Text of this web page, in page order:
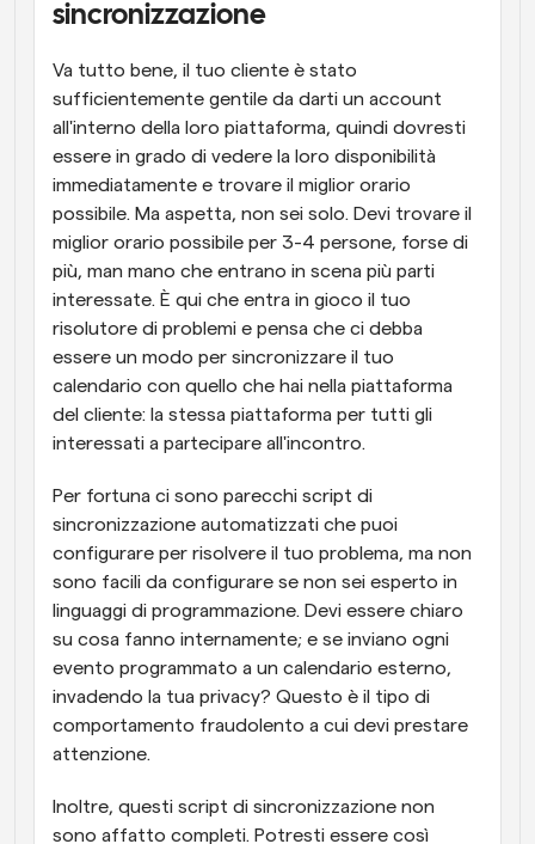
sincronizzazione
Va tutto bene, il tuo cliente è stato
sufficientemente gentile da darti un account
all'interno della loro piattaforma, quindi dovresti
essere in grado di vedere la loro disponibilità
immediatamente e trovare il miglior orario
possibile. Ma aspetta, non sei solo. Devi trovare il
miglior orario possibile per 3-4 persone, forse di
più, man mano che entrano in scena più parti
interessate. È qui che entra in gioco il tuo
risolutore di problemi e pensa che ci debba
essere un modo per sincronizzare il tuo
calendario con quello che hai nella piattaforma
del cliente: la stessa piattaforma per tutti gli
interessati a partecipare all'incontro.
Per fortuna ci sono parecchi script di
sincronizzazione automatizzati che puoi
configurare per risolvere il tuo problema, ma non
sono facili da configurare se non sei esperto in
linguaggi di programmazione. Devi essere chiaro
su cosa fanno internamente; e se inviano ogni
evento programmato a un calendario esterno,
invadendo la tua privacy? Questo è il tipo di
comportamento fraudolento a cui devi prestare
attenzione.
Inoltre, questi script di sincronizzazione non
sono affatto completi. Potresti essere così